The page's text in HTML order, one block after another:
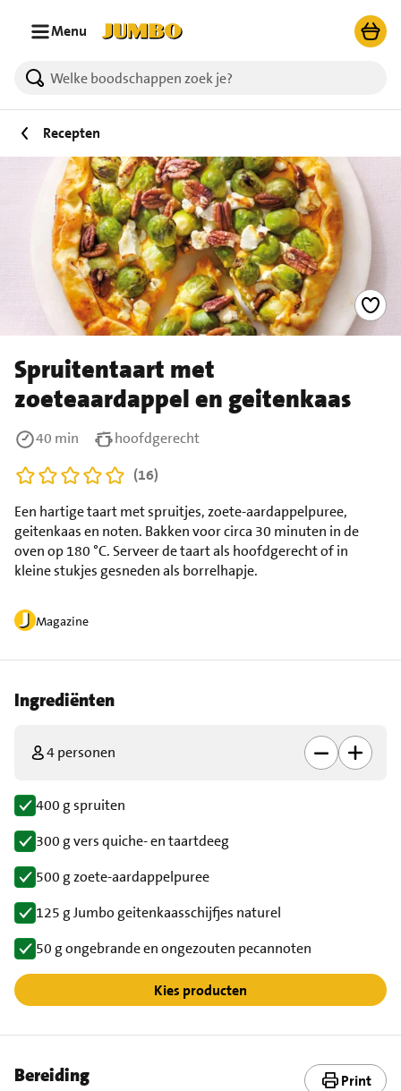
Menu
Recepten
Spruitentaart met
zoeteaardappel en geitenkaas
Magazine
Een hartige taart met spruitjes, zoete-aardappelpuree,
geitenkaas en noten. Bakken voor circa 30 minuten in de
oven op 180 °C. Serveer de taart als hoofdgerecht of in
kleine stukjes gesneden als borrelhapje.
40 min
hoofdgerecht
(16)
Ingrediënten
4 personen
400 g spruiten
300 g vers quiche- en taartdeeg
500 g zoete-aardappelpuree
125 g Jumbo geitenkaasschijfjes naturel
50 g ongebrande en ongezouten pecannoten
Kies producten
Bereiding Print